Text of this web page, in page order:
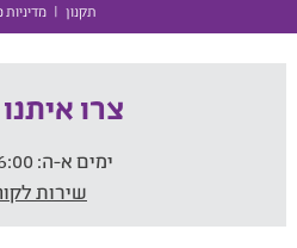
תקנון |
צרו
ימים א-ה:
שירות